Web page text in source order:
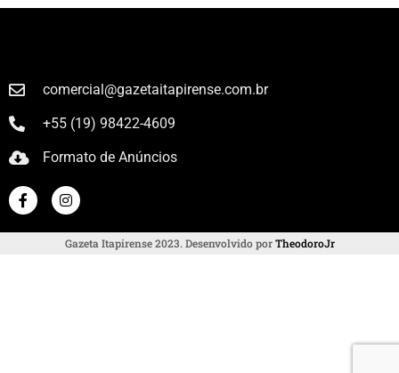
comercial@gazetaitapirense.com.br
+55 (19) 98422-4609
Formato de Anúncios
Gazeta Itapirense 2023. Desenvolvido porTheodoroJr